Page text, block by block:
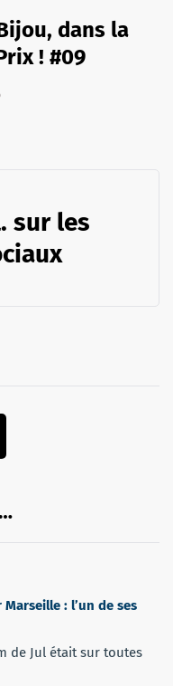
dans la
! #09
sur les
: l’un de ses
de Jul était sur toutes